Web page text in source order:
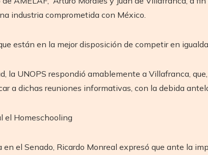
industria comprometida con México.
están en la mejor disposición de competir en
la UNOPS respondió amablemente a Villafranca,
a dichas reuniones informativas, con la debida
el Homeschooling
en el Senado, Ricardo Monreal expresó que ante la